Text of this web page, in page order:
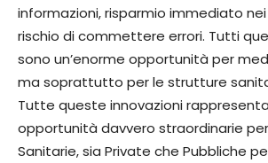
informazioni, risparmio immediato
rischio di commettere errori. Tutti
sono un’enorme opportunità per
ma soprattutto per le strutture
Tutte queste innovazioni
opportunità davvero straordinarie
Sanitarie, sia Private che Pubbliche